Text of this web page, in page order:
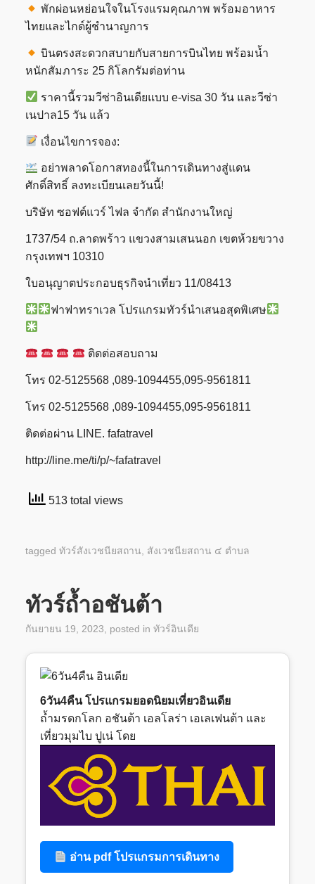
พักผ่อนหย่อนใจในโรงแรมคุณภาพ พร้อมอาหาร
ไทยและไกด์ผู้ชำนาญการ
บินตรงสะดวกสบายกับสายการบินไทย พร้อมน้ำ
หนักสัมภาระ 25 กิโลกรัมต่อท่าน
ราคานี้รวมวีซ่าอินเดียแบบ e-visa 30 วัน และวีซ่า
เนปาล15 วัน แล้ว
เงื่อนไขการจอง:
อย่าพลาดโอกาสทองนี้ในการเดินทางสู่แดน
ศักดิ์สิทธิ์ ลงทะเบียนเลยวันนี้!
บริษัท ซอฟต์แวร์ ไฟล จำกัด สำนักงานใหญ่
1737/54 ถ.ลาดพร้าว แขวงสามเสนนอก เขตห้วยขวาง
กรุงเทพฯ 10310
ใบอนุญาตประกอบธุรกิจนำเที่ยว 11/08413
ฟาฟาทราเวล โปรแกรมทัวร์นำเสนอสุดพิเศษ
ติดต่อสอบถาม
โทร 02-5125568 ,089-1094455,095-9561811
โทร 02-5125568 ,089-1094455,095-9561811
ติดต่อผ่าน LINE. fafatravel
http://line.me/ti/p/~fafatravel
513 total views
tagged ทัวร์สังเวชนียสถาน สังเวชนียสถาน ๔ ตำบล
ทัวร์ถ้ำอชันต้า
กันยายน 19, 2023, posted in ทัวร์อินเดีย
6วัน4คืน โปรแกรมยอดนิยมเที่ยวอินเดีย
ถ้ำมรดกโลก อชันต้า เอลโลร่า เอเลเฟนต้า และ
เที่ยวมุมไบ ปูเน่ โดย
อ่าน pdf โปรแกรมการเดินทาง